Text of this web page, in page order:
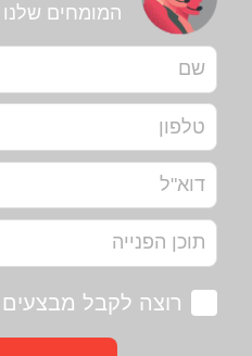
המומחים
רוצה לקבל